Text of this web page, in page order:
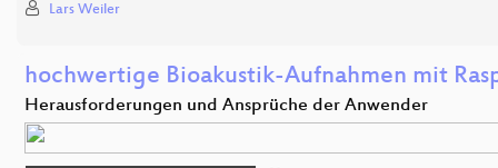
Lars Weiler
hochwertige Bioakustik-Aufnahmen mit
Herausforderungen und Ansprüche der Anwender